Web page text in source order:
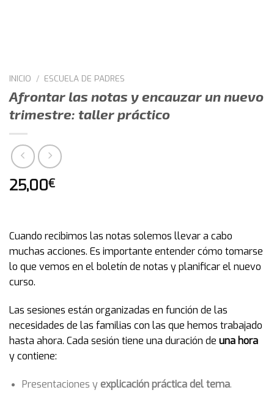
INICIO / ESCUELA DE PADRES
Afrontar las notas y encauzar un nuevo
trimestre: taller práctico
25,00€
Cuando recibimos las notas solemos llevar a cabo
muchas acciones. Es importante entender cómo tomarse
lo que vemos en el boletín de notas y planificar el nuevo
curso.
Las sesiones están organizadas en función de las
necesidades de las familias con las que hemos trabajado
hasta ahora. Cada sesión tiene una duración de una hora
y contiene:
Presentaciones yexplicación práctica del tema.